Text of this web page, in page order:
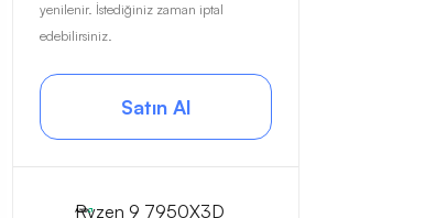
yenilenir. İstediğiniz zaman iptal
edebilirsiniz.
Satın Al
Ryzen 9 7950X3D